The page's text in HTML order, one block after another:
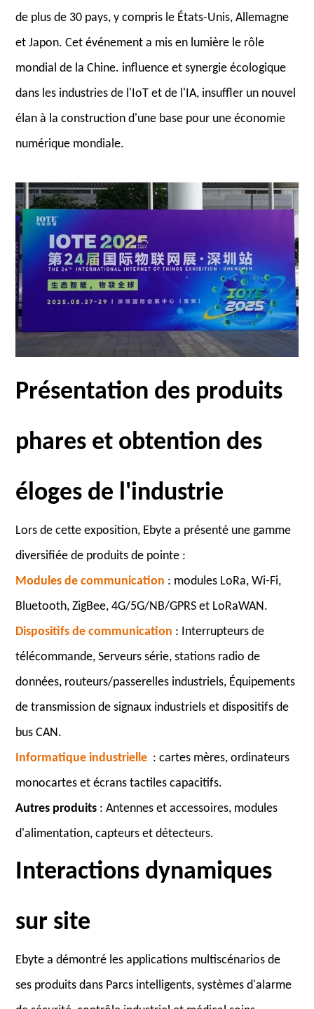
de plus de 30 pays, y compris le États-Unis, Allemagne
et Japon. Cet événement a mis en lumière le rôle
mondial de la Chine. influence et synergie écologique
dans les industries de l'IoT et de l'IA, insuffler un nouvel
élan à la construction d'une base pour une économie
numérique mondiale.
Présentation des produits
phares et obtention des
éloges de l'industrie
Lors de cette exposition, Ebyte a présenté une gamme
diversifiée de produits de pointe :
Modules de communication : modules LoRa, Wi-Fi,
Bluetooth, ZigBee, 4G/5G/NB/GPRS et LoRaWAN.
Dispositifs de communication : Interrupteurs de
télécommande, Serveurs série, stations radio de
données, routeurs/passerelles industriels, Équipements
de transmission de signaux industriels et dispositifs de
bus CAN.
Informatique industrielle : cartes mères, ordinateurs
monocartes et écrans tactiles capacitifs.
Autres produits : Antennes et accessoires, modules
d'alimentation, capteurs et détecteurs.
Interactions dynamiques
sur site
Ebyte a démontré les applications multiscénarios de
ses produits dans Parcs intelligents, systèmes d'alarme